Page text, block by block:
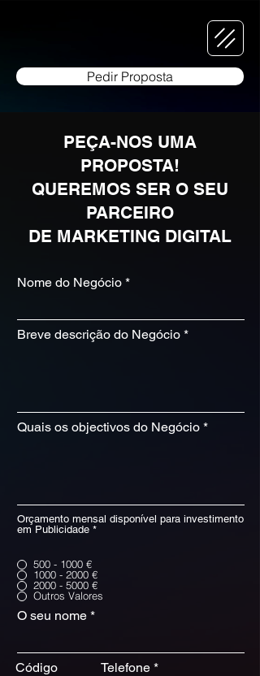
Pedir Proposta
PEÇA-NOS UMA
PROPOSTA!
QUEREMOS SER O SEU
PARCEIRO
DE MARKETING DIGITAL
Nome do Negócio
Breve descrição do Negócio
Quais os objectivos do Negócio
Orçamento mensal disponível para investimento
em Publicidade *
500 - 1000 €
1000 - 2000 €
2000 - 5000 €
Outros Valores
O seu nome
Código Telefone